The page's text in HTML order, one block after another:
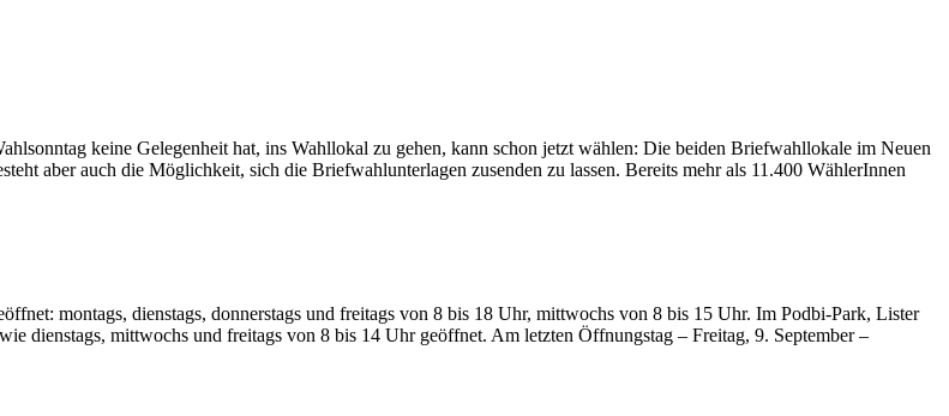
keine Gelegenheit hat, ins Wahllokal zu gehen, kann schon jetzt wählen: Die beiden Briefwahllokale im Neuen
aber auch die Möglichkeit, sich die Briefwahlunterlagen zusenden zu lassen. Bereits mehr als 11.400 WählerInnen
montags, dienstags, donnerstags und freitags von 8 bis 18 Uhr, mittwochs von 8 bis 15 Uhr. Im Podbi-Park, Lister
dienstags, mittwochs und freitags von 8 bis 14 Uhr geöffnet. Am letzten Öffnungstag – Freitag, 9. September –